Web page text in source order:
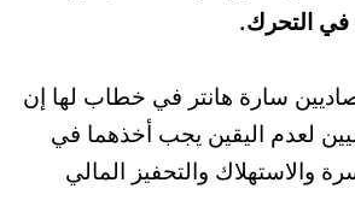
في التحرك.
سارة هانتر في خطاب لها إن
لعدم اليقين يجب أخذهما في
والاستهلاك والتحفيز المالي